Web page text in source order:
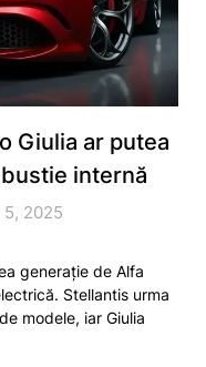
Giulia ar putea
internă
2025
generație de Alfa
Stellantis urma
modele, iar Giulia